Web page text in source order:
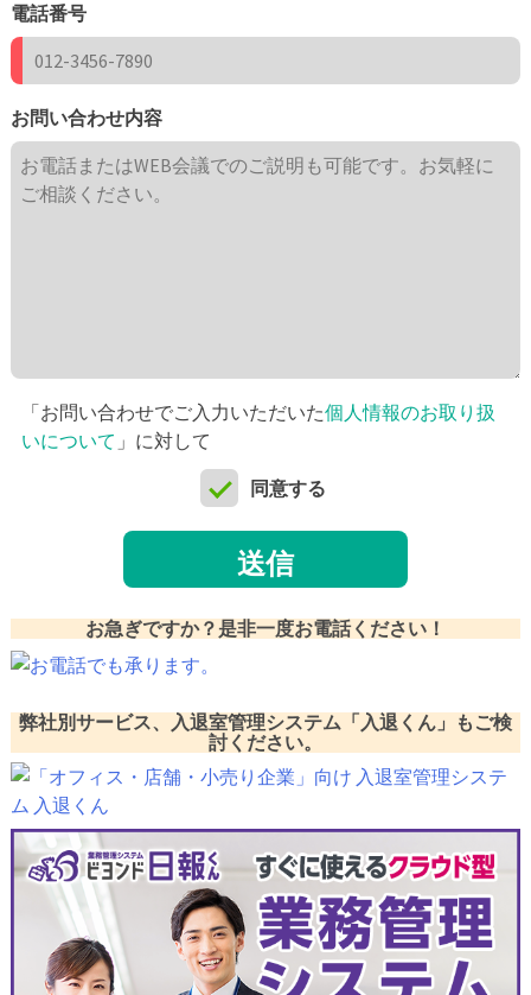
電話番号
お問い合わせ内容
「お問い合わせでご入力いただいた個人情報のお取り扱
いについて 」に対して
同意する
送信
お急ぎですか？是非一度お電話ください！
弊社別サービス、入退室管理システム「入退くん」もご検
討ください。